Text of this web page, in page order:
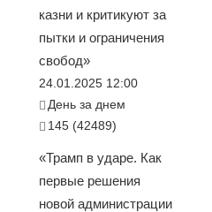
казни и критикуют за
пытки и ограничения
свобод»
24.01.2025 12:00
День за днем
145 (42489)
«Трамп в ударе. Как
первые решения
новой администрации